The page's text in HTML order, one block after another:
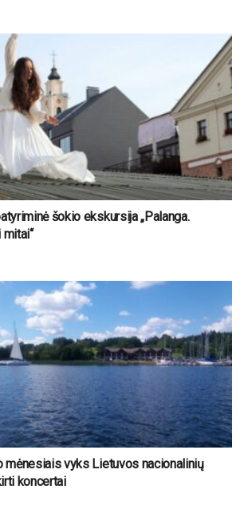
šokio ekskursija „Palanga.
mėnesiais vyks Lietuvos nacionalinių
koncertai